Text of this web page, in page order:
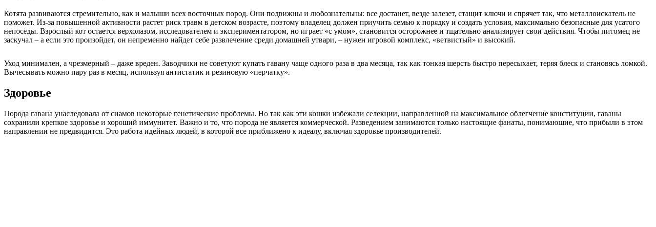
Котята развиваются стремительно, как и малыши всех восточных пород. Они подвижны и любознательны: все достанет, везде залезет, стащит ключи и спрячет так, что металлоискатель не
поможет. Из-за повышенной активности растет риск травм в детском возрасте, поэтому владелец должен приучить семью к порядку и создать условия, максимально безопасные для усатого
непоседы. Взрослый кот остается верхолазом, исследователем и экспериментатором, но играет «с умом», становится осторожнее и тщательно анализирует свои действия. Чтобы питомец не
заскучал – а если это произойдет, он непременно найдет себе развлечение среди домашней утвари, – нужен игровой комплекс, «ветвистый» и высокий.
Уход минимален, а чрезмерный – даже вреден. Заводчики не советуют купать гавану чаще одного раза в два месяца, так как тонкая шерсть быстро пересыхает, теряя блеск и становясь ломкой.
Вычесывать можно пару раз в месяц, используя антистатик и резиновую «перчатку».
Здоровье
Порода гавана унаследовала от сиамов некоторые генетические проблемы. Но так как эти кошки избежали селекции, направленной на максимальное облегчение конституции, гаваны
сохранили крепкое здоровье и хороший иммунитет. Важно и то, что порода не является коммерческой. Разведением занимаются только настоящие фанаты, понимающие, что прибыли в этом
направлении не предвидится. Это работа идейных людей, в которой все приближено к идеалу, включая здоровье производителей.